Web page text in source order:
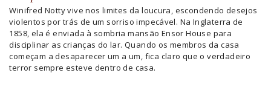
Winifred Notty vive nos limites da loucura, escondendo desejos
violentos por trás de um sorriso impecável. Na Inglaterra de
1858, ela é enviada à sombria mansão Ensor House para
disciplinar as crianças do lar. Quando os membros da casa
começam a desaparecer um a um, fica claro que o verdadeiro
terror sempre esteve dentro de casa.